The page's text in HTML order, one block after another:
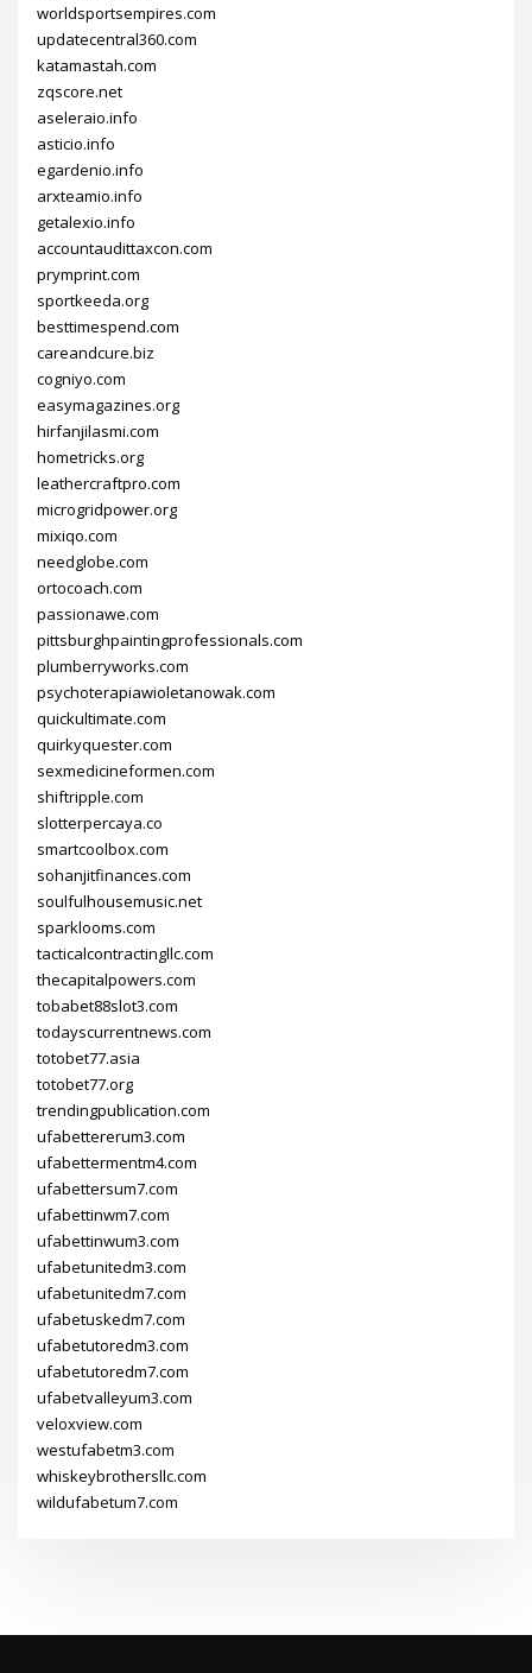
worldsportsempires.com
updatecentral360.com
katamastah.com
zqscore.net
aseleraio.info
asticio.info
egardenio.info
arxteamio.info
getalexio.info
accountaudittaxcon.com
prymprint.com
sportkeeda.org
besttimespend.com
careandcure.biz
cogniyo.com
easymagazines.org
hirfanjilasmi.com
hometricks.org
leathercraftpro.com
microgridpower.org
mixiqo.com
needglobe.com
ortocoach.com
passionawe.com
pittsburghpaintingprofessionals.com
plumberryworks.com
psychoterapiawioletanowak.com
quickultimate.com
quirkyquester.com
sexmedicineformen.com
shiftripple.com
slotterpercaya.co
smartcoolbox.com
sohanjitfinances.com
soulfulhousemusic.net
sparklooms.com
tacticalcontractingllc.com
thecapitalpowers.com
tobabet88slot3.com
todayscurrentnews.com
totobet77.asia
totobet77.org
trendingpublication.com
ufabettererum3.com
ufabettermentm4.com
ufabettersum7.com
ufabettinwm7.com
ufabettinwum3.com
ufabetunitedm3.com
ufabetunitedm7.com
ufabetuskedm7.com
ufabetutoredm3.com
ufabetutoredm7.com
ufabetvalleyum3.com
veloxview.com
westufabetm3.com
whiskeybrothersllc.com
wildufabetum7.com